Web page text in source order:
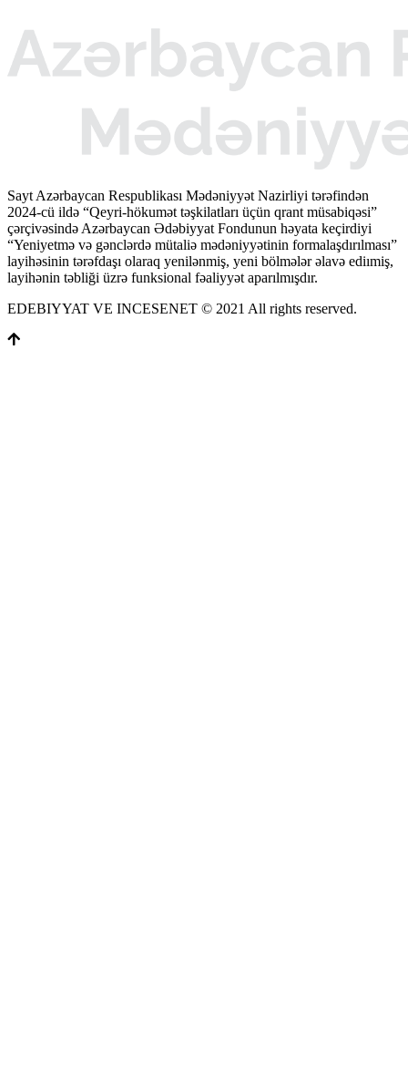
Sayt Azərbaycan Respublikası Mədəniyyət Nazirliyi tərəfindən
2024-cü ildə “Qeyri-hökumət təşkilatları üçün qrant müsabiqəsi”
çərçivəsində Azərbaycan Ədəbiyyat Fondunun həyata keçirdiyi
“Yeniyetmə və gənclərdə mütaliə mədəniyyətinin formalaşdırılması”
layihəsinin tərəfdaşı olaraq yenilənmiş, yeni bölmələr əlavə ediımiş,
layihənin təbliği üzrə funksional fəaliyyət aparılmışdır.
EDEBIYYAT VE INCESENET © 2021 All rights reserved.